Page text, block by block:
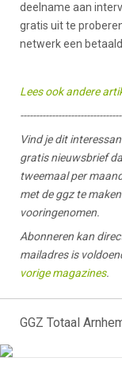
deelname aan
gratis uit te
netwerk een
Lees ook andere
Vind je dit
gratis nieuwsbrief
tweemaal per
met de ggz te
vooringenomen.
Abonneren kan
mailadres is
vorige magazines.
GGZ Totaal